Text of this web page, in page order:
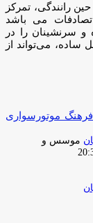
رانندگی، تمرکز
تصادفات می باشد
و سرنشینان را در
می‌تواند از
فرهنگ موتورسوارى
موسس و